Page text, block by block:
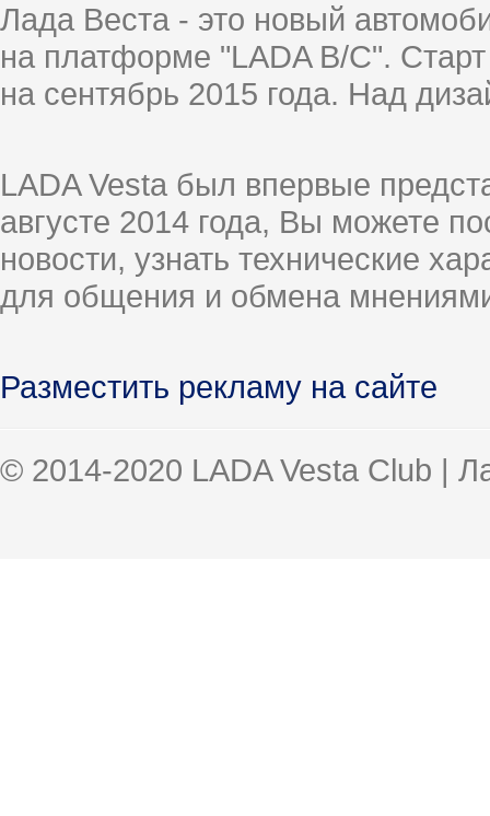
Лада Веста - это новый
на платформе "LADA B/C".
на сентябрь 2015 года. Над
LADA Vesta был впервые
августе 2014 года, Вы можете
новости, узнать технические
для общения и обмена
Разместить рекламу на сайте
© 2014-2020 LADA Vesta Club |